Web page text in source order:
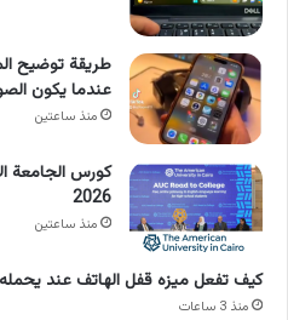
طريقة توضيح
عندما يكون
منذ ساعتين
كورس الجامعة
2026
منذ ساعتين
كيف تفعل ميزه قفل الهاتف عند
منذ 3 ساعات